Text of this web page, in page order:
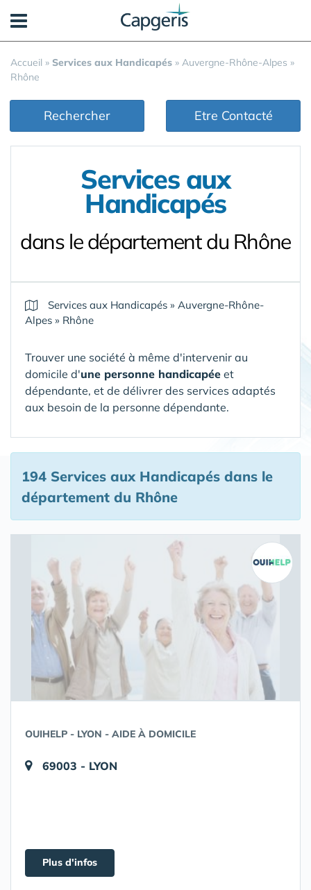
Accueil » Services aux Handicapés » Auvergne-Rhône-Alpes »
Rhône
Rechercher Etre Contacté
Services aux
Handicapés
dans le département du Rhône
Services aux Handicapés » Auvergne-Rhône-
Alpes » Rhône
Trouver une société à même d'intervenir au
domicile d'une personne handicapée et
dépendante, et de délivrer des services adaptés
aux besoin de la personne dépendante.
194 Services aux Handicapés dans le
département du Rhône
OUIHELP - LYON - AIDE À DOMICILE
69003 - LYON
Plus d'infos